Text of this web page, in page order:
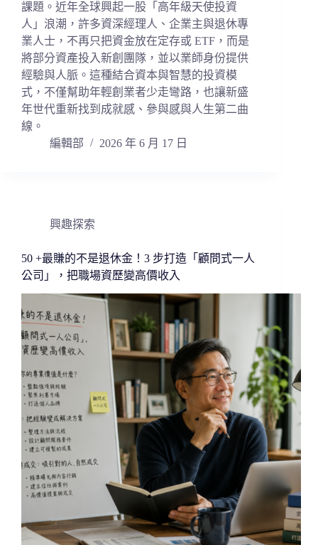
課題。近年全球興起一股「高年級天使投資
人」浪潮，許多資深經理人、企業主與退休專
業人士，不再只把資金放在定存或 ETF，而是
將部分資產投入新創團隊，並以業師身份提供
經驗與人脈。這種結合資本與智慧的投資模
式，不僅幫助年輕創業者少走彎路，也讓新盛
年世代重新找到成就感、參與感與人生第二曲
線。
編輯部
2026 年 6 月 17 日
興趣探索
50 +最賺的不是退休金！3 步打造「顧問式一人
公司」，把職場資歷變高價收入